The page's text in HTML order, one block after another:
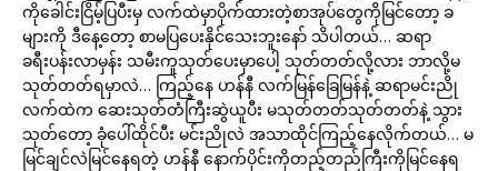
ကိုခေါင်းငြိမ့်ပြပီးမှ လက်ထဲမှာပိုက်ထားတဲ့စာအုပ်တွေကိုမြင်တော့ ခ
များကို ဒီနေ့တော့ စာမပြပေးနိုင်သေးဘူးနော် သိပါတယ်… ဆရာ
ခရီးပန်းလာမှန်း သမီးကူသုတ်ပေးမှာပေါ့ သုတ်တတ်လို့လား ဘာလို့မ
သုတ်တတ်ရမှာလဲ… ကြည့်နေ ဟန်နီ လက်မြန်ခြေမြန်နဲ့ ဆရာမင်းညို
လက်ထဲက ဆေးသုတ်တံကြီးဆွဲယူပီး မသုတ်တတ်သုတ်တတ်နဲ့ သွား
သုတ်တော့ ခုံပေါ်ထိုင်ပီး မင်းညိုလဲ အသာထိုင်ကြည့်နေလိုက်တယ်… မ
မြင်ချင်လဲမြင်နေရတဲ့ ဟန်နီ နောက်ပိုင်းကိုတည့်တည်ကြီးကိုမြင်နေရ